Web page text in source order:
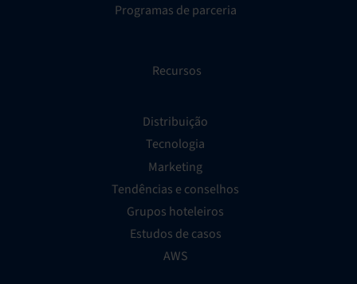
Programas de parceria
Recursos
Distribuição
Tecnologia
Marketing
Tendências e conselhos
Grupos hoteleiros
Estudos de casos
AWS